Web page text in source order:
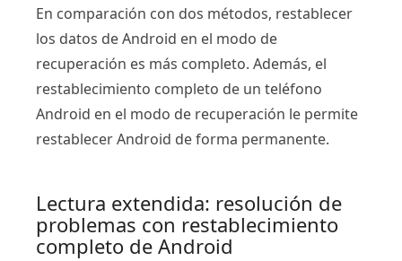
En comparación con dos métodos, restablecer
los datos de Android en el modo de
recuperación es más completo. Además, el
restablecimiento completo de un teléfono
Android en el modo de recuperación le permite
restablecer Android de forma permanente.
Lectura extendida: resolución de
problemas con restablecimiento
completo de Android